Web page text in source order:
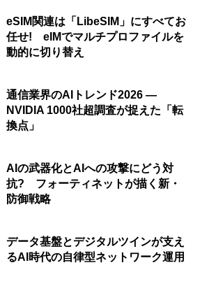
eSIM関連は「LibeSIM」にすべてお
任せ! eIMでマルチプロファイルを
動的に切り替え
通信業界のAIトレンド2026 ―
NVIDIA 1000社超調査が捉えた「転
換点」
AIの武器化とAIへの攻撃にどう対
抗? フォーティネットが描く新・
防御戦略
データ基盤とデジタルツインが支え
るAI時代の自律型ネットワーク運用